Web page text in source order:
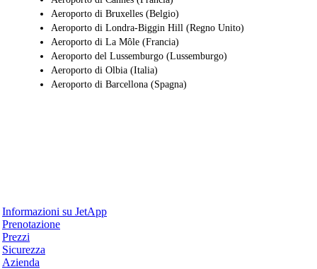
Aeroporto di Bruxelles (Belgio)
Aeroporto di Londra-Biggin Hill (Regno Unito)
Aeroporto di La Môle (Francia)
Aeroporto del Lussemburgo (Lussemburgo)
Aeroporto di Olbia (Italia)
Aeroporto di Barcellona (Spagna)
Informazioni su JetApp
Prenotazione
Prezzi
Sicurezza
Azienda